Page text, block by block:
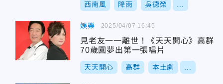
西南風 降雨 吳德榮
娛樂
見老友一一離世！《天天開心》高群
70歲圓夢出第一張唱片
天天開心 高群 本土劇
2025/04/07 16:45